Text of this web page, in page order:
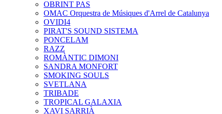
OBRINT PAS
OMAC Orquestra de Músiques d'Arrel de Catalunya
OVIDI4
PIRAT'S SOUND SISTEMA
PONCELAM
RAZZ
ROMÀNTIC DIMONI
SANDRA MONFORT
SMOKING SOULS
SVETLANA
TRIBADE
TROPICAL GALAXIA
XAVI SARRIÀ